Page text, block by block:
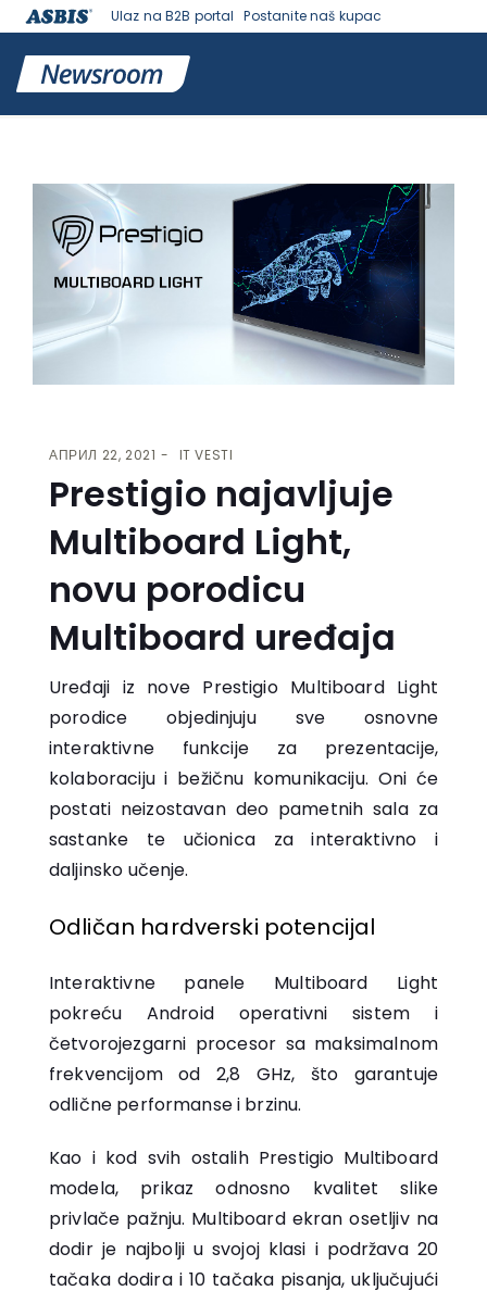
Ulaz na B2B portal Postanite naš kupac
MULTIBOARD LIGHT, NOVU PORODICU MULTIBOARD UREĐAJA
АПРИЛ 22, 2021 IT VESTI
Prestigio najavljuje
Multiboard Light,
novu porodicu
Multiboard uređaja
Uređaji iz nove Prestigio Multiboard Light
porodice objedinjuju sve osnovne
interaktivne funkcije za prezentacije,
kolaboraciju i bežičnu komunikaciju. Oni će
postati neizostavan deo pametnih sala za
sastanke te učionica za interaktivno i
daljinsko učenje.
Odličan hardverski potencijal
Interaktivne panele Multiboard Light
pokreću Android operativni sistem i
četvorojezgarni procesor sa maksimalnom
frekvencijom od 2,8 GHz, što garantuje
odlične performanse i brzinu.
Kao i kod svih ostalih Prestigio Multiboard
modela, prikaz odnosno kvalitet slike
privlače pažnju. Multiboard ekran osetljiv na
dodir je najbolji u svojoj klasi i podržava 20
tačaka dodira i 10 tačaka pisanja, uključujući